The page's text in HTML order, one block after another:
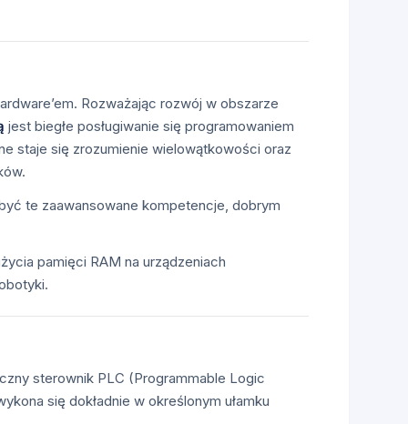
Rozważając rozwój w obszarze
jest biegłe posługiwanie się programowaniem
staje się zrozumienie wielowątkowości oraz
te zaawansowane kompetencje, dobrym
pamięci RAM na urządzeniach
sterownik PLC (Programmable Logic
się dokładnie w określonym ułamku